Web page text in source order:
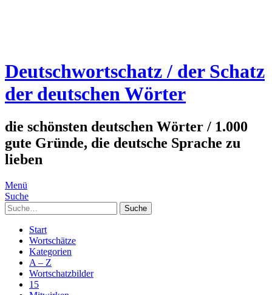
Deutschwortschatz / der Schatz
der deutschen Wörter
die schönsten deutschen Wörter / 1.000
gute Gründe, die deutsche Sprache zu
lieben
Menü
Suche
Suche
Start
Wortschätze
Kategorien
A – Z
Wortschatzbilder
15